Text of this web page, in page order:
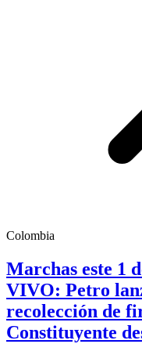
Colombia
Marchas este 1
VIVO: Petro
recolección de
Constituyente